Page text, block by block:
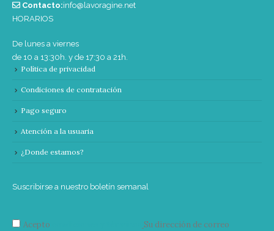
Contacto:info@lavoragine.net
HORARIOS
De lunes a viernes
de 10 a 13:30h. y de 17:30 a 21h.
Política de privacidad
Condiciones de contratación
Pago seguro
Atención a la usuaria
¿Donde estamos?
Suscribirse a nuestro boletín semanal
Acepto
Su dirección de correo